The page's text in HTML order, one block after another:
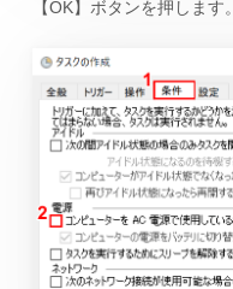
【OK】ボタンを押します。